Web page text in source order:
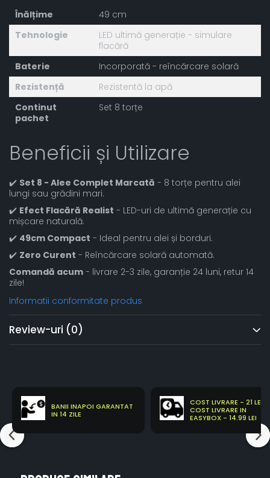
Înălțime
49 cm
Tehnologie
LED ultimă generație - simulare
flacără
Baterie
Incorporată - reîncărcare solară
Rezistență
Rezistentă la apă
Continut
pachet
Set 8 torțe
Beneficii și Utilizare
✔️ Set 8 - Alee Complet Marcată - 8 torțe pentru alei
lungi sau grădini mari.
✔️ Efect Flacără Realist - LED-uri de ultimă generație cu
mișcare naturală.
✔️ 49cm Compact - Ideal pentru alei și borduri.
✔️ Zero Curent - Reîncărcare solară automată.
Comandă acum - livrare 2-3 zile, garanție 24 luni, retur 14
zile!
Informatii conformitate produs
Review-uri (0)
BANII INAPOI GARANTAT
IN 14 ZILE
COST LIVRARE - 21 LEI
COST LIVRARE IN
EASYBOX - 14.99 LEI